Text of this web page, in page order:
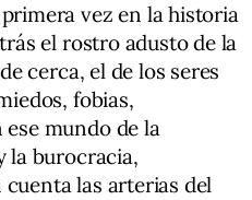
vez en la historia
el rostro adusto de la
cerca, el de los seres
fobias,
mundo de la
la burocracia,
las arterias del